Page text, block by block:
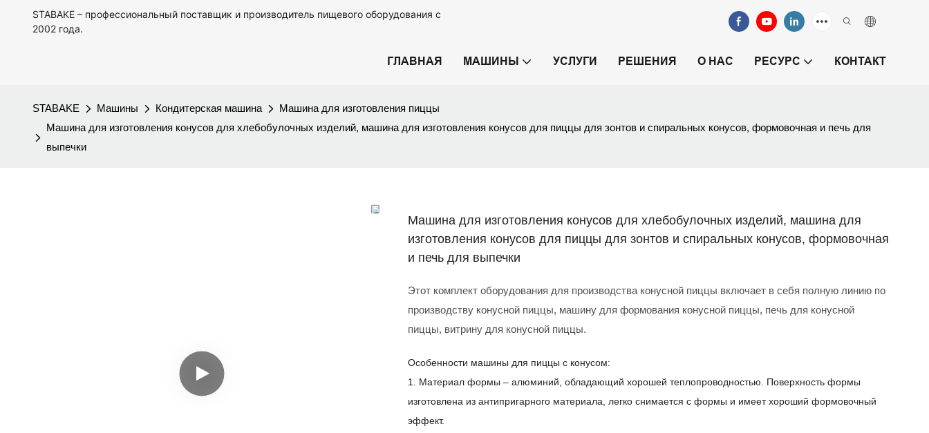
STABAKE – профессиональный поставщик и производитель пищевого оборудования с
2002 года.
ГЛАВНАЯ МАШИНЫ УСЛУГИ РЕШЕНИЯ О НАС РЕСУРС КОНТАКТ
STABAKE Машины Кондитерская машина
Машина для изготовления пиццы
Машина для изготовления конусов для хлебобулочных изделий, машина для изготовления конусов для пиццы для зонтов и спиральных конусов, формовочная и печь для
выпечки
Машина для изготовления конусов для хлебобулочных изделий, машина для
изготовления конусов для пиццы для зонтов и спиральных конусов, формовочная
и печь для выпечки
Этот комплект оборудования для производства конусной пиццы включает в себя полную линию по
производству конусной пиццы, машину для формования конусной пиццы, печь для конусной
пиццы, витрину для конусной пиццы.
Особенности машины для пиццы с конусом:
1. Материал формы – алюминий, обладающий хорошей теплопроводностью. Поверхность формы
изготовлена ​​из антипригарного материала, легко снимается с формы и имеет хороший формовочный
эффект.